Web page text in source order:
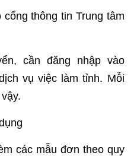
thông tin Trung tâm
cần đăng nhập vào
vụ việc làm tỉnh. Mỗi
các mẫu đơn theo quy